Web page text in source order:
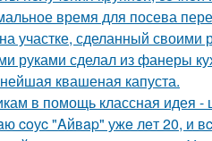
время для посева
участке, сделанный своими
руками сделал из фанеры
квашеная капуста.
в помощь классная идея
coуc "Aйвap" ужe лeт 20, и